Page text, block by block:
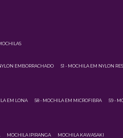
EMBORRACHADO 51 - MOCHILA EM NYLON
EM LONA 58 - MOCHILA EM MICROFIBRA 59 -
MOCHILA IPIRANGA MOCHILA KAWASAKI